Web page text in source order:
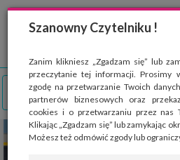
Szanowny Czytelniku !
Zanim klikniesz „Zgadzam się” lub
przeczytanie tej informacji. Prosimy
zgodę na przetwarzanie Twoich
partnerów biznesowych oraz
cookies i o przetwarzaniu przez nas
Klikając „Zgadzam się” lub zamykając
Możesz też odmówić zgody lub
Strona wykorzystuje pliki cookies, które służą
Wyrażając zgodę na używanie 'cookies',
przeglądarki. Przejdź do
polityki cookies